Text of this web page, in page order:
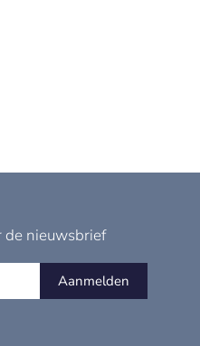
de nieuwsbrief
Aanmelden